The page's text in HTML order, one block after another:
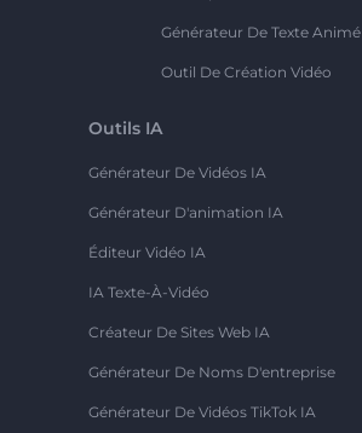
Générateur De Texte Animé
Outil De Création Vidéo
Outils IA
Générateur De Vidéos IA
Générateur D'animation IA
Éditeur Vidéo IA
IA Texte-À-Vidéo
Créateur De Sites Web IA
Générateur De Noms D'entreprise
Générateur De Vidéos TikTok IA